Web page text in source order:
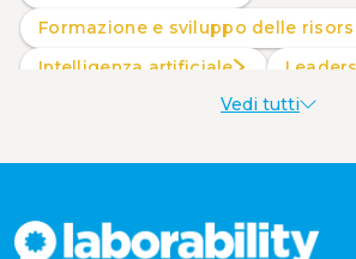
Formazione e sviluppo delle
intelligenza artificiale
Produttività al lavoroVedi tutti